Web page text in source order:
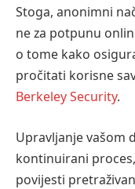
Stoga, anonimni
ne za potpunu
o tome kako
pročitati korisne
Berkeley Security.
Upravljanje vašom
kontinuirani
povijesti